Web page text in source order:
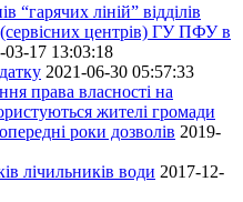
“гарячих ліній” відділів
центрів) ГУ ПФУ в
03-17 13:03:18
2021-06-30 05:57:33
права власності на
жителі громади
роки дозволів 2019-
лічильників води 2017-12-